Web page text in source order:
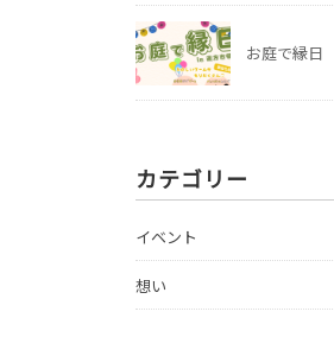
お庭で縁日
カテゴリー
イベント
想い